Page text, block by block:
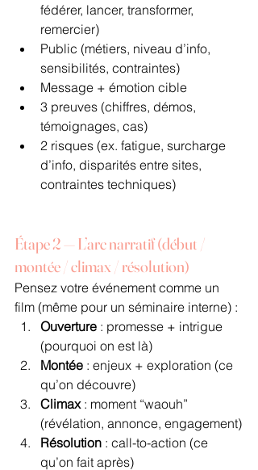
fédérer, lancer, transformer,
remercier)
Public (métiers, niveau d’info,
sensibilités, contraintes)
Message + émotion cible
3 preuves (chiffres, démos,
témoignages, cas)
2 risques (ex. fatigue, surcharge
d’info, disparités entre sites,
contraintes techniques)
Étape 2 — L’arc narratif (début /
montée / climax / résolution)
Pensez votre événement comme un
film (même pour un séminaire interne) :
Ouverture : promesse + intrigue
(pourquoi on est là)
Montée : enjeux + exploration (ce
qu’on découvre)
Climax : moment “waouh”
(révélation, annonce, engagement)
Résolution : call-to-action (ce
qu’on fait après)